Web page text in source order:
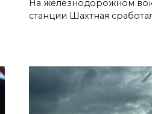
На железнодорожном
станции Шахтная